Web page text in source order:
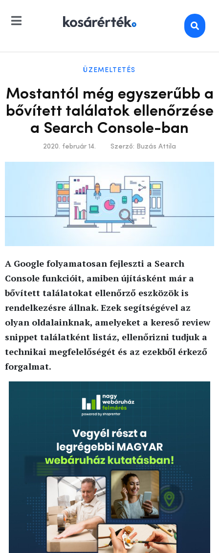
ÜZEMELTETÉS
Mostantól még egyszerűbb a
bővített találatok ellenőrzése
a Search Console-ban
2020. február 14. Szerző: Buzás Attila
A Google folyamatosan fejleszti a Search
Console funkcióit, amiben újításként már a
bővített találatokat ellenőrző eszközök is
rendelkezésre állnak. Ezek segítségével az
olyan oldalainknak, amelyeket a kereső review
snippet találatként listáz, ellenőrizni tudjuk a
technikai megfelelőségét és az ezekből érkező
forgalmat.